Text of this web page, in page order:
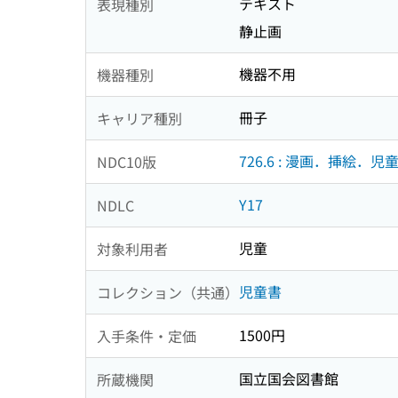
静止画
機器種別 機器不用
キャリア種別 冊子
NDC10版 726.6 : 漫画．挿絵．児
NDLC Y17
対象利用者 児童
コレクション（共通） 児童書
入手条件・定価 1500円
所蔵機関 国立国会図書館